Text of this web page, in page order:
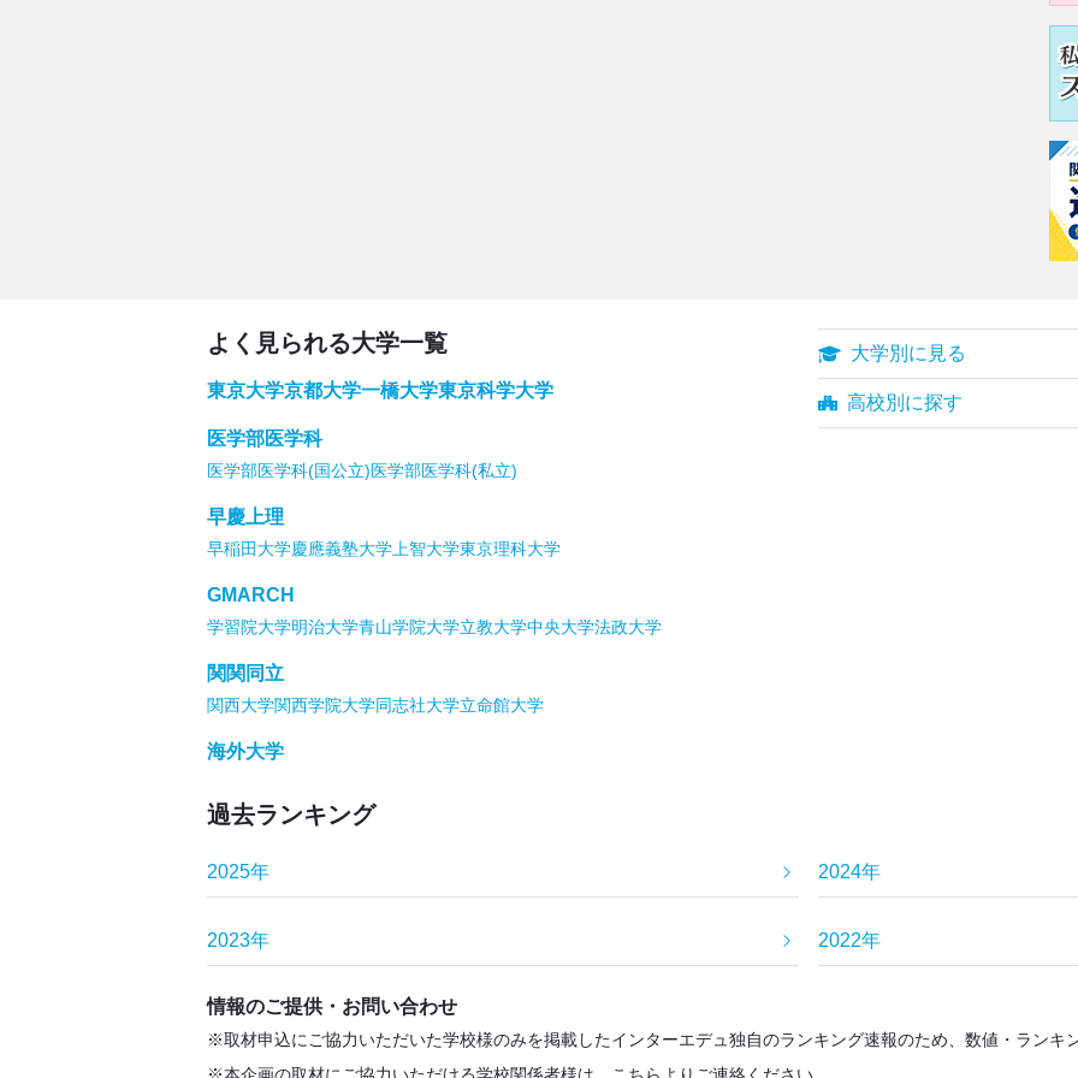
よく見られる大学一覧
東京大学京都大学一橋大学東京科学大学
医学部医学科
医学部医学科(国公立)医学部医学科(私立)
早慶上理
早稲田大学慶應義塾大学 上智大学東京理科大学
GMARCH
学習院大学明治大学青山学院大学立教大学中央大学法政大学
関関同立
関西大学関西学院大学同志社大学立命館大学
海外大学
大学別に見る
高校別に探す
過去ランキング
2025年 2024年
2023年 2022年
情報のご提供・お問い合わせ
取材申込にご協力いただいた学校様のみを掲載したインターエデュ独自のランキング速報のため、数値・ランキ